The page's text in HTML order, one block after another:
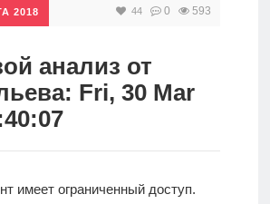
2018 44 0 593
анализ от
Fri, 30 Mar
имеет ограниченный доступ.